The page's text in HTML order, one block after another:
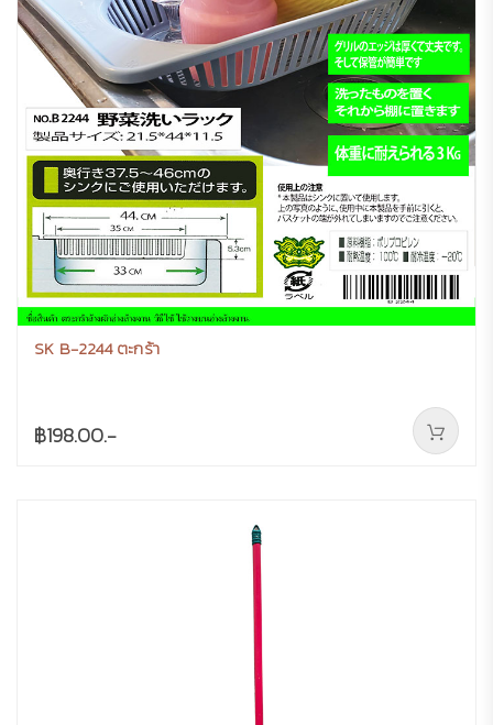
SK B-2244 ตะกร้า
฿198.00.-